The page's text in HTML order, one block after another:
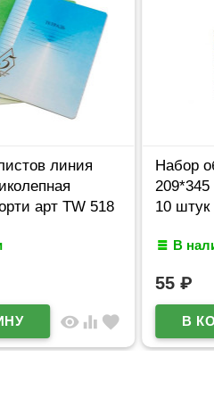
линия
арт TW 518
visibility equalizer favorite
Набор
10 штук
В
55₽